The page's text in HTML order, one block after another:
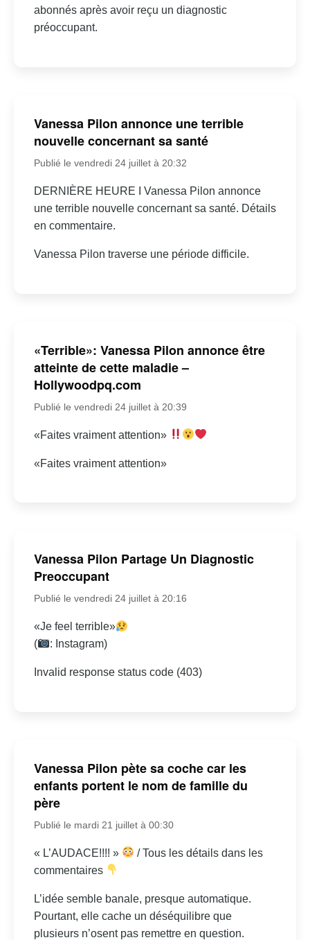
abonnés après avoir reçu un diagnostic
préoccupant.
Vanessa Pilon annonce une terrible
nouvelle concernant sa santé
Publié le vendredi 24 juillet à 20:32
DERNIÈRE HEURE I Vanessa Pilon annonce
une terrible nouvelle concernant sa santé. Détails
en commentaire.
Vanessa Pilon traverse une période difficile.
«Terrible»: Vanessa Pilon annonce être
atteinte de cette maladie –
Hollywoodpq.com
Publié le vendredi 24 juillet à 20:39
«Faites vraiment attention»
«Faites vraiment attention»
Vanessa Pilon Partage Un Diagnostic
Preoccupant
Publié le vendredi 24 juillet à 20:16
«Je feel terrible»
(
: Instagram)
Invalid response status code (403)
Vanessa Pilon pète sa coche car les
enfants portent le nom de famille du
père
Publié le mardi 21 juillet à 00:30
« L’AUDACE!!!! »
/ Tous les détails dans les
commentaires
L’idée semble banale, presque automatique.
Pourtant, elle cache un déséquilibre que
plusieurs n’osent pas remettre en question.